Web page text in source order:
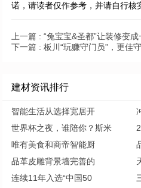
诺，请读者仅作参考，并请自行核
上一篇 : “兔宝宝&圣都”让装修变成
下一篇 : 板川“玩赚守门员”，更佳
建材资讯排行
智能生活从选择宽居开
世界杯之夜，谁陪你？斯米
唯有美食和商帝智能厨
品革皮雕背景墙完善的
连续11年入选“中国50